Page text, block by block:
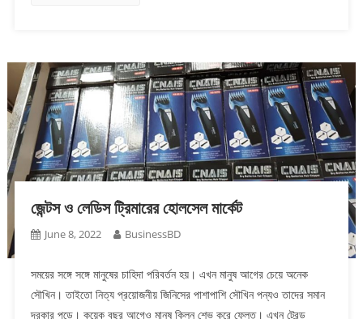
জেন্টস ও লেডিস ট্রিমারের হোলসেল মার্কেট
June 8, 2022 BusinessBD
সময়ের সঙ্গে সঙ্গে মানুষের চাহিদা পরিবর্তন হয়। এখন মানুষ আগের চেয়ে অনেক
সৌখিন। তাইতো নিত্য প্রয়োজনীয় জিনিসের পাশাপাশি সৌখিন পন্যও তাদের সমান
দরকার পড়ে। কয়েক বছর আগেও মানুষ ক্লিন শেভ করে ফেলত। এখন ট্রেন্ড